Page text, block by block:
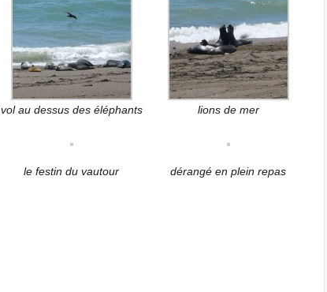
vol au dessus des éléphants lions de mer
le festin du vautour dérangé en plein repas